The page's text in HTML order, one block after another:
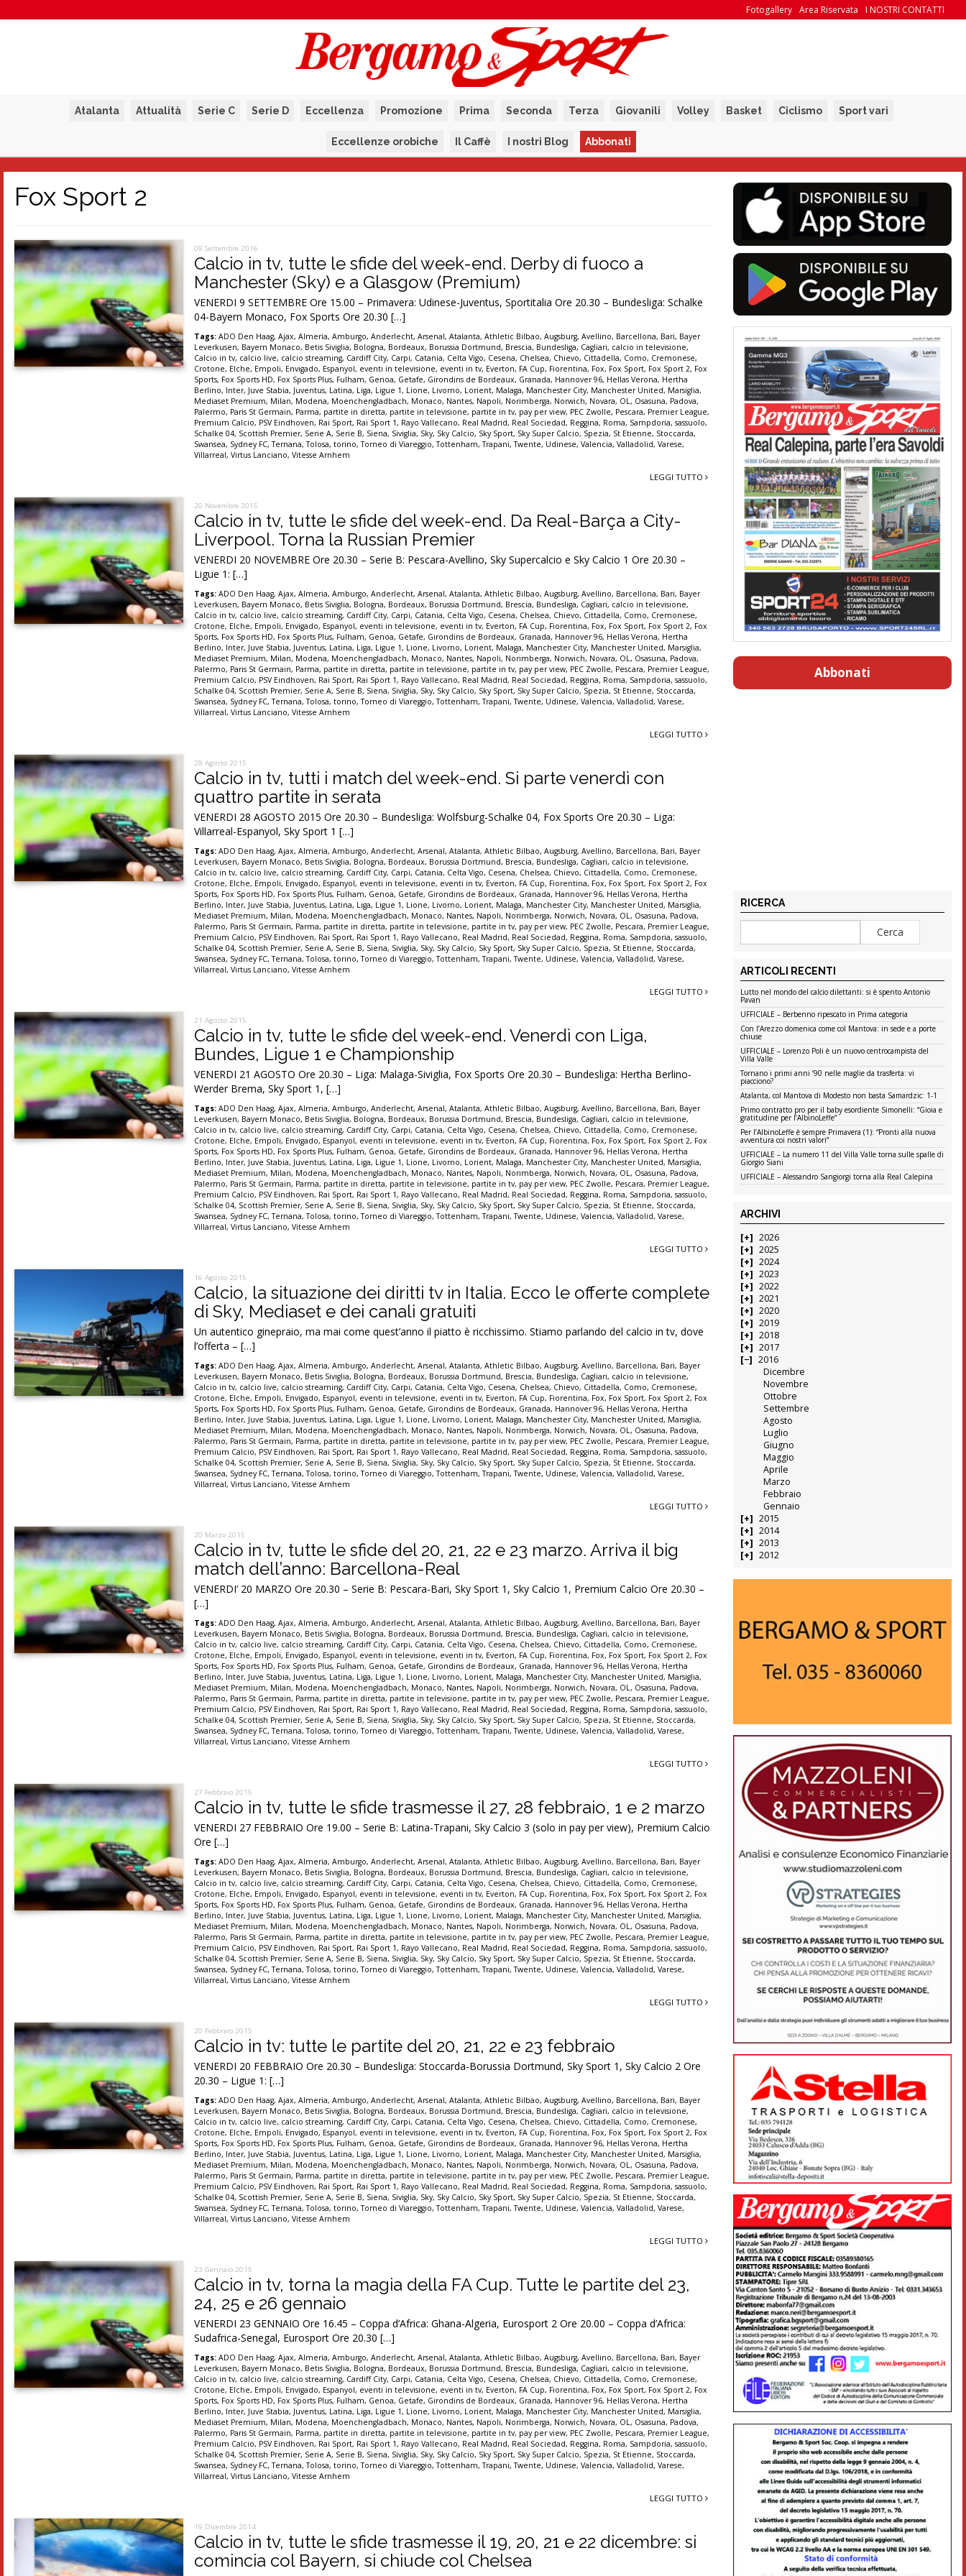
I NOSTRI CONTATTI
Area Riservata
Fotogallery
Atalanta Attualità Serie C Serie D Eccellenza Promozione Prima Seconda Terza Giovanili Volley Basket Ciclismo Sport vari
Eccellenze orobiche Il Caffè I nostri Blog Abbonati
Fox Sport 2
09 Settembre 2016
Calcio in tv, tutte le sfide del week-end. Derby di fuoco a
Manchester (Sky) e a Glasgow (Premium)
VENERDI 9 SETTEMBRE Ore 15.00 – Primavera: Udinese-Juventus, Sportitalia Ore 20.30 – Bundesliga: Schalke
04-Bayern Monaco, Fox Sports Ore 20.30 […]
Tags: ADO Den Haag,Ajax,Almeria,Amburgo,Anderlecht,Arsenal,Atalanta,Athletic Bilbao,Augsburg,Avellino, Barcellona, Bari, Bayer
Leverkusen, Bayern Monaco, Betis Siviglia, Bologna, Bordeaux, Borussia Dortmund, Brescia, Bundesliga, Cagliari, calcio in televisione,
Calcio in tv, calcio live, calcio streaming, Cardiff City, Carpi, Catania, Celta Vigo, Cesena, Chelsea, Chievo, Cittadella, Como, Cremonese,
Crotone, Elche, Empoli, Envigado, Espanyol, eventi in televisione, eventi in tv, Everton, FA Cup, Fiorentina, Fox, Fox Sport, Fox Sport 2, Fox
Sports, Fox Sports HD, Fox Sports Plus, Fulham, Genoa, Getafe, Girondins de Bordeaux, Granada, Hannover 96, Hellas Verona, Hertha
Berlino, Inter, Juve Stabia, Juventus, Latina, Liga, Ligue 1, Lione, Livorno, Lorient, Malaga, Manchester City, Manchester United, Marsiglia,
Mediaset Premium, Milan, Modena, Moenchengladbach, Monaco, Nantes, Napoli, Norimberga, Norwich, Novara, OL, Osasuna, Padova,
Palermo, Paris St Germain, Parma, partite in diretta, partite in televisione, partite in tv, pay per view, PEC Zwolle, Pescara, Premier League,
Premium Calcio, PSV Eindhoven, Rai Sport, Rai Sport 1, Rayo Vallecano, Real Madrid, Real Sociedad, Reggina, Roma, Sampdoria,sassuolo,
Schalke 04, Scottish Premier, Serie A, Serie B, Siena, Siviglia, Sky, Sky Calcio, Sky Sport, Sky Super Calcio, Spezia, St Etienne, Stoccarda,
Swansea, Sydney FC,Ternana,Tolosa,torino,Torneo di Viareggio,Tottenham,Trapani,Twente, Udinese,Valencia,Valladolid,Varese,
Villarreal,Virtus Lanciano,Vitesse Arnhem
LEGGI TUTTO
20 Novembre 2015
Calcio in tv, tutte le sfide del week-end. Da Real-Barça a City-
Liverpool. Torna la Russian Premier
VENERDI 20 NOVEMBRE Ore 20.30 – Serie B: Pescara-Avellino, Sky Supercalcio e Sky Calcio 1 Ore 20.30 –
Ligue 1: […]
Tags: ADO Den Haag,Ajax,Almeria,Amburgo,Anderlecht,Arsenal,Atalanta,Athletic Bilbao,Augsburg,Avellino, Barcellona, Bari, Bayer
Leverkusen, Bayern Monaco, Betis Siviglia, Bologna, Bordeaux, Borussia Dortmund, Brescia, Bundesliga, Cagliari, calcio in televisione,
Calcio in tv, calcio live, calcio streaming, Cardiff City, Carpi, Catania, Celta Vigo, Cesena, Chelsea, Chievo, Cittadella, Como, Cremonese,
Crotone, Elche, Empoli, Envigado, Espanyol, eventi in televisione, eventi in tv, Everton, FA Cup, Fiorentina, Fox, Fox Sport, Fox Sport 2, Fox
Sports, Fox Sports HD, Fox Sports Plus, Fulham, Genoa, Getafe, Girondins de Bordeaux, Granada, Hannover 96, Hellas Verona, Hertha
Berlino, Inter, Juve Stabia, Juventus, Latina, Liga, Ligue 1, Lione, Livorno, Lorient, Malaga, Manchester City, Manchester United, Marsiglia,
Mediaset Premium, Milan, Modena, Moenchengladbach, Monaco, Nantes, Napoli, Norimberga, Norwich, Novara, OL, Osasuna, Padova,
Palermo, Paris St Germain, Parma, partite in diretta, partite in televisione, partite in tv, pay per view, PEC Zwolle, Pescara, Premier League,
Premium Calcio, PSV Eindhoven, Rai Sport, Rai Sport 1, Rayo Vallecano, Real Madrid, Real Sociedad, Reggina, Roma, Sampdoria,sassuolo,
Schalke 04, Scottish Premier, Serie A, Serie B, Siena, Siviglia, Sky, Sky Calcio, Sky Sport, Sky Super Calcio, Spezia, St Etienne, Stoccarda,
Swansea, Sydney FC,Ternana,Tolosa,torino,Torneo di Viareggio,Tottenham,Trapani,Twente, Udinese,Valencia,Valladolid,Varese,
Villarreal,Virtus Lanciano,Vitesse Arnhem
LEGGI TUTTO
28 Agosto 2015
Calcio in tv, tutti i match del week-end. Si parte venerdì con
quattro partite in serata
VENERDI 28 AGOSTO 2015 Ore 20.30 – Bundesliga: Wolfsburg-Schalke 04, Fox Sports Ore 20.30 – Liga:
Villarreal-Espanyol, Sky Sport 1 […]
Tags: ADO Den Haag,Ajax,Almeria,Amburgo,Anderlecht,Arsenal,Atalanta,Athletic Bilbao,Augsburg,Avellino, Barcellona, Bari, Bayer
Leverkusen, Bayern Monaco, Betis Siviglia, Bologna, Bordeaux, Borussia Dortmund, Brescia, Bundesliga, Cagliari, calcio in televisione,
Calcio in tv, calcio live, calcio streaming, Cardiff City, Carpi, Catania, Celta Vigo, Cesena, Chelsea, Chievo, Cittadella, Como, Cremonese,
Crotone, Elche, Empoli, Envigado, Espanyol, eventi in televisione, eventi in tv, Everton, FA Cup, Fiorentina, Fox, Fox Sport, Fox Sport 2, Fox
Sports, Fox Sports HD, Fox Sports Plus, Fulham, Genoa, Getafe, Girondins de Bordeaux, Granada, Hannover 96, Hellas Verona, Hertha
Berlino, Inter, Juve Stabia, Juventus, Latina, Liga, Ligue 1, Lione, Livorno, Lorient, Malaga, Manchester City, Manchester United, Marsiglia,
Mediaset Premium, Milan, Modena, Moenchengladbach, Monaco, Nantes, Napoli, Norimberga, Norwich, Novara, OL, Osasuna, Padova,
Palermo, Paris St Germain, Parma, partite in diretta, partite in televisione, partite in tv, pay per view, PEC Zwolle, Pescara, Premier League,
Premium Calcio, PSV Eindhoven, Rai Sport, Rai Sport 1, Rayo Vallecano, Real Madrid, Real Sociedad, Reggina, Roma, Sampdoria,sassuolo,
Schalke 04, Scottish Premier, Serie A, Serie B, Siena, Siviglia, Sky, Sky Calcio, Sky Sport, Sky Super Calcio, Spezia, St Etienne, Stoccarda,
Swansea, Sydney FC,Ternana,Tolosa,torino,Torneo di Viareggio,Tottenham,Trapani,Twente, Udinese,Valencia,Valladolid,Varese,
Villarreal,Virtus Lanciano,Vitesse Arnhem
LEGGI TUTTO
21 Agosto 2015
Calcio in tv, tutte le sfide del week-end. Venerdì con Liga,
Bundes, Ligue 1 e Championship
VENERDI 21 AGOSTO Ore 20.30 – Liga: Malaga-Siviglia, Fox Sports Ore 20.30 – Bundesliga: Hertha Berlino-
Werder Brema, Sky Sport 1, […]
Tags: ADO Den Haag,Ajax,Almeria,Amburgo,Anderlecht,Arsenal,Atalanta,Athletic Bilbao,Augsburg,Avellino, Barcellona, Bari, Bayer
Leverkusen, Bayern Monaco, Betis Siviglia, Bologna, Bordeaux, Borussia Dortmund, Brescia, Bundesliga, Cagliari, calcio in televisione,
Calcio in tv, calcio live, calcio streaming, Cardiff City, Carpi, Catania, Celta Vigo, Cesena, Chelsea, Chievo, Cittadella, Como, Cremonese,
Crotone, Elche, Empoli, Envigado, Espanyol, eventi in televisione, eventi in tv, Everton, FA Cup, Fiorentina, Fox, Fox Sport, Fox Sport 2, Fox
Sports, Fox Sports HD, Fox Sports Plus, Fulham, Genoa, Getafe, Girondins de Bordeaux, Granada, Hannover 96, Hellas Verona, Hertha
Berlino, Inter, Juve Stabia, Juventus, Latina, Liga, Ligue 1, Lione, Livorno, Lorient, Malaga, Manchester City, Manchester United, Marsiglia,
Mediaset Premium, Milan, Modena, Moenchengladbach, Monaco, Nantes, Napoli, Norimberga, Norwich, Novara, OL, Osasuna, Padova,
Palermo, Paris St Germain, Parma, partite in diretta, partite in televisione, partite in tv, pay per view, PEC Zwolle, Pescara, Premier League,
Premium Calcio, PSV Eindhoven, Rai Sport, Rai Sport 1, Rayo Vallecano, Real Madrid, Real Sociedad, Reggina, Roma, Sampdoria,sassuolo,
Schalke 04, Scottish Premier, Serie A, Serie B, Siena, Siviglia, Sky, Sky Calcio, Sky Sport, Sky Super Calcio, Spezia, St Etienne, Stoccarda,
Swansea, Sydney FC,Ternana,Tolosa,torino,Torneo di Viareggio,Tottenham,Trapani,Twente, Udinese,Valencia,Valladolid,Varese,
Villarreal,Virtus Lanciano,Vitesse Arnhem
LEGGI TUTTO
16 Agosto 2015
Calcio, la situazione dei diritti tv in Italia. Ecco le offerte complete
di Sky, Mediaset e dei canali gratuiti
Un autentico ginepraio, ma mai come quest’anno il piatto è ricchissimo. Stiamo parlando del calcio in tv, dove
l’offerta – […]
Tags: ADO Den Haag,Ajax,Almeria,Amburgo,Anderlecht,Arsenal,Atalanta,Athletic Bilbao,Augsburg,Avellino, Barcellona, Bari, Bayer
Leverkusen, Bayern Monaco, Betis Siviglia, Bologna, Bordeaux, Borussia Dortmund, Brescia, Bundesliga, Cagliari, calcio in televisione,
Calcio in tv, calcio live, calcio streaming, Cardiff City, Carpi, Catania, Celta Vigo, Cesena, Chelsea, Chievo, Cittadella, Como, Cremonese,
Crotone, Elche, Empoli, Envigado, Espanyol, eventi in televisione, eventi in tv, Everton, FA Cup, Fiorentina, Fox, Fox Sport, Fox Sport 2, Fox
Sports, Fox Sports HD, Fox Sports Plus, Fulham, Genoa, Getafe, Girondins de Bordeaux, Granada, Hannover 96, Hellas Verona, Hertha
Berlino, Inter, Juve Stabia, Juventus, Latina, Liga, Ligue 1, Lione, Livorno, Lorient, Malaga, Manchester City, Manchester United, Marsiglia,
Mediaset Premium, Milan, Modena, Moenchengladbach, Monaco, Nantes, Napoli, Norimberga, Norwich, Novara, OL, Osasuna, Padova,
Palermo, Paris St Germain, Parma, partite in diretta, partite in televisione, partite in tv, pay per view, PEC Zwolle, Pescara, Premier League,
Premium Calcio, PSV Eindhoven, Rai Sport, Rai Sport 1, Rayo Vallecano, Real Madrid, Real Sociedad, Reggina, Roma, Sampdoria,sassuolo,
Schalke 04, Scottish Premier, Serie A, Serie B, Siena, Siviglia, Sky, Sky Calcio, Sky Sport, Sky Super Calcio, Spezia, St Etienne, Stoccarda,
Swansea, Sydney FC,Ternana,Tolosa,torino,Torneo di Viareggio,Tottenham,Trapani,Twente, Udinese,Valencia,Valladolid,Varese,
Villarreal,Virtus Lanciano,Vitesse Arnhem
LEGGI TUTTO
20 Marzo 2015
Calcio in tv, tutte le sfide del 20, 21, 22 e 23 marzo. Arriva il big
match dell’anno: Barcellona-Real
VENERDI’ 20 MARZO Ore 20.30 – Serie B: Pescara-Bari, Sky Sport 1, Sky Calcio 1, Premium Calcio Ore 20.30 –
[…]
Tags: ADO Den Haag,Ajax,Almeria,Amburgo,Anderlecht,Arsenal,Atalanta,Athletic Bilbao,Augsburg,Avellino, Barcellona, Bari, Bayer
Leverkusen, Bayern Monaco, Betis Siviglia, Bologna, Bordeaux, Borussia Dortmund, Brescia, Bundesliga, Cagliari, calcio in televisione,
Calcio in tv, calcio live, calcio streaming, Cardiff City, Carpi, Catania, Celta Vigo, Cesena, Chelsea, Chievo, Cittadella, Como, Cremonese,
Crotone, Elche, Empoli, Envigado, Espanyol, eventi in televisione, eventi in tv, Everton, FA Cup, Fiorentina, Fox, Fox Sport, Fox Sport 2, Fox
Sports, Fox Sports HD, Fox Sports Plus, Fulham, Genoa, Getafe, Girondins de Bordeaux, Granada, Hannover 96, Hellas Verona, Hertha
Berlino, Inter, Juve Stabia, Juventus, Latina, Liga, Ligue 1, Lione, Livorno, Lorient, Malaga, Manchester City, Manchester United, Marsiglia,
Mediaset Premium, Milan, Modena, Moenchengladbach, Monaco, Nantes, Napoli, Norimberga, Norwich, Novara, OL, Osasuna, Padova,
Palermo, Paris St Germain, Parma, partite in diretta, partite in televisione, partite in tv, pay per view, PEC Zwolle, Pescara, Premier League,
Premium Calcio, PSV Eindhoven, Rai Sport, Rai Sport 1, Rayo Vallecano, Real Madrid, Real Sociedad, Reggina, Roma, Sampdoria,sassuolo,
Schalke 04, Scottish Premier, Serie A, Serie B, Siena, Siviglia, Sky, Sky Calcio, Sky Sport, Sky Super Calcio, Spezia, St Etienne, Stoccarda,
Swansea, Sydney FC,Ternana,Tolosa,torino,Torneo di Viareggio,Tottenham,Trapani,Twente, Udinese,Valencia,Valladolid,Varese,
Villarreal,Virtus Lanciano,Vitesse Arnhem
LEGGI TUTTO
27 Febbraio 2015
Calcio in tv, tutte le sfide trasmesse il 27, 28 febbraio, 1 e 2 marzo
VENERDI 27 FEBBRAIO Ore 19.00 – Serie B: Latina-Trapani, Sky Calcio 3 (solo in pay per view), Premium Calcio
Ore […]
Tags: ADO Den Haag,Ajax,Almeria,Amburgo,Anderlecht,Arsenal,Atalanta,Athletic Bilbao,Augsburg,Avellino, Barcellona, Bari, Bayer
Leverkusen, Bayern Monaco, Betis Siviglia, Bologna, Bordeaux, Borussia Dortmund, Brescia, Bundesliga, Cagliari, calcio in televisione,
Calcio in tv, calcio live, calcio streaming, Cardiff City, Carpi, Catania, Celta Vigo, Cesena, Chelsea, Chievo, Cittadella, Como, Cremonese,
Crotone, Elche, Empoli, Envigado, Espanyol, eventi in televisione, eventi in tv, Everton, FA Cup, Fiorentina, Fox, Fox Sport, Fox Sport 2, Fox
Sports, Fox Sports HD, Fox Sports Plus, Fulham, Genoa, Getafe, Girondins de Bordeaux, Granada, Hannover 96, Hellas Verona, Hertha
Berlino, Inter, Juve Stabia, Juventus, Latina, Liga, Ligue 1, Lione, Livorno, Lorient, Malaga, Manchester City, Manchester United, Marsiglia,
Mediaset Premium, Milan, Modena, Moenchengladbach, Monaco, Nantes, Napoli, Norimberga, Norwich, Novara, OL, Osasuna, Padova,
Palermo, Paris St Germain, Parma, partite in diretta, partite in televisione, partite in tv, pay per view, PEC Zwolle, Pescara, Premier League,
Premium Calcio, PSV Eindhoven, Rai Sport, Rai Sport 1, Rayo Vallecano, Real Madrid, Real Sociedad, Reggina, Roma, Sampdoria,sassuolo,
Schalke 04, Scottish Premier, Serie A, Serie B, Siena, Siviglia, Sky, Sky Calcio, Sky Sport, Sky Super Calcio, Spezia, St Etienne, Stoccarda,
Swansea, Sydney FC,Ternana,Tolosa,torino,Torneo di Viareggio,Tottenham,Trapani,Twente, Udinese,Valencia,Valladolid,Varese,
Villarreal,Virtus Lanciano,Vitesse Arnhem
LEGGI TUTTO
20 Febbraio 2015
Calcio in tv: tutte le partite del 20, 21, 22 e 23 febbraio
VENERDI 20 FEBBRAIO Ore 20.30 – Bundesliga: Stoccarda-Borussia Dortmund, Sky Sport 1, Sky Calcio 2 Ore
20.30 – Ligue 1: […]
Tags: ADO Den Haag,Ajax,Almeria,Amburgo,Anderlecht,Arsenal,Atalanta,Athletic Bilbao,Augsburg,Avellino, Barcellona, Bari, Bayer
Leverkusen, Bayern Monaco, Betis Siviglia, Bologna, Bordeaux, Borussia Dortmund, Brescia, Bundesliga, Cagliari, calcio in televisione,
Calcio in tv, calcio live, calcio streaming, Cardiff City, Carpi, Catania, Celta Vigo, Cesena, Chelsea, Chievo, Cittadella, Como, Cremonese,
Crotone, Elche, Empoli, Envigado, Espanyol, eventi in televisione, eventi in tv, Everton, FA Cup, Fiorentina, Fox, Fox Sport, Fox Sport 2, Fox
Sports, Fox Sports HD, Fox Sports Plus, Fulham, Genoa, Getafe, Girondins de Bordeaux, Granada, Hannover 96, Hellas Verona, Hertha
Berlino, Inter, Juve Stabia, Juventus, Latina, Liga, Ligue 1, Lione, Livorno, Lorient, Malaga, Manchester City, Manchester United, Marsiglia,
Mediaset Premium, Milan, Modena, Moenchengladbach, Monaco, Nantes, Napoli, Norimberga, Norwich, Novara, OL, Osasuna, Padova,
Palermo, Paris St Germain, Parma, partite in diretta, partite in televisione, partite in tv, pay per view, PEC Zwolle, Pescara, Premier League,
Premium Calcio, PSV Eindhoven, Rai Sport, Rai Sport 1, Rayo Vallecano, Real Madrid, Real Sociedad, Reggina, Roma, Sampdoria,sassuolo,
Schalke 04, Scottish Premier, Serie A, Serie B, Siena, Siviglia, Sky, Sky Calcio, Sky Sport, Sky Super Calcio, Spezia, St Etienne, Stoccarda,
Swansea, Sydney FC,Ternana,Tolosa,torino,Torneo di Viareggio,Tottenham,Trapani,Twente, Udinese,Valencia,Valladolid,Varese,
Villarreal,Virtus Lanciano,Vitesse Arnhem
LEGGI TUTTO
23 Gennaio 2015
Calcio in tv, torna la magia della FA Cup. Tutte le partite del 23,
24, 25 e 26 gennaio
VENERDI 23 GENNAIO Ore 16.45 – Coppa d’Africa: Ghana-Algeria, Eurosport 2 Ore 20.00 – Coppa d’Africa:
Sudafrica-Senegal, Eurosport Ore 20.30 […]
Tags: ADO Den Haag,Ajax,Almeria,Amburgo,Anderlecht,Arsenal,Atalanta,Athletic Bilbao,Augsburg,Avellino, Barcellona, Bari, Bayer
Leverkusen, Bayern Monaco, Betis Siviglia, Bologna, Bordeaux, Borussia Dortmund, Brescia, Bundesliga, Cagliari, calcio in televisione,
Calcio in tv, calcio live, calcio streaming, Cardiff City, Carpi, Catania, Celta Vigo, Cesena, Chelsea, Chievo, Cittadella, Como, Cremonese,
Crotone, Elche, Empoli, Envigado, Espanyol, eventi in televisione, eventi in tv, Everton, FA Cup, Fiorentina, Fox, Fox Sport, Fox Sport 2, Fox
Sports, Fox Sports HD, Fox Sports Plus, Fulham, Genoa, Getafe, Girondins de Bordeaux, Granada, Hannover 96, Hellas Verona, Hertha
Berlino, Inter, Juve Stabia, Juventus, Latina, Liga, Ligue 1, Lione, Livorno, Lorient, Malaga, Manchester City, Manchester United, Marsiglia,
Mediaset Premium, Milan, Modena, Moenchengladbach, Monaco, Nantes, Napoli, Norimberga, Norwich, Novara, OL, Osasuna, Padova,
Palermo, Paris St Germain, Parma, partite in diretta, partite in televisione, partite in tv, pay per view, PEC Zwolle, Pescara, Premier League,
Premium Calcio, PSV Eindhoven, Rai Sport, Rai Sport 1, Rayo Vallecano, Real Madrid, Real Sociedad, Reggina, Roma, Sampdoria,sassuolo,
Schalke 04, Scottish Premier, Serie A, Serie B, Siena, Siviglia, Sky, Sky Calcio, Sky Sport, Sky Super Calcio, Spezia, St Etienne, Stoccarda,
Swansea, Sydney FC,Ternana,Tolosa,torino,Torneo di Viareggio,Tottenham,Trapani,Twente, Udinese,Valencia,Valladolid,Varese,
Villarreal,Virtus Lanciano,Vitesse Arnhem
LEGGI TUTTO
19 Dicembre 2014
Calcio in tv, tutte le sfide trasmesse il 19, 20, 21 e 22 dicembre: si
comincia col Bayern, si chiude col Chelsea
Abbonati
RICERCA
ARTICOLI RECENTI
Lutto nel mondo del calcio dilettanti: si è spento Antonio
Pavan
UFFICIALE – Berbenno ripescato in Prima categoria
Con l’Arezzo domenica come col Mantova: in sede e a porte
chiuse
UFFICIALE – Lorenzo Poli è un nuovo centrocampista del
Villa Valle
Tornano i primi anni ’90 nelle maglie da trasferta: vi
piacciono?
Atalanta, col Mantova di Modesto non basta Samardzic: 1-1
Primo contratto pro per il baby esordiente Simonelli: “Gioia e
gratitudine per l’AlbinoLeffe”
Per l’AlbinoLeffe è sempre Primavera (1): “Pronti alla nuova
avventura coi nostri valori”
UFFICIALE – La numero 11 del Villa Valle torna sulle spalle di
Giorgio Siani
UFFICIALE – Alessandro Sangiorgi torna alla Real Calepina
ARCHIVI
2026
2025
2024
2023
2022
2021
2020
2019
2018
2017
2016
Dicembre
Novembre
Ottobre
Settembre
Agosto
Luglio
Giugno
Maggio
Aprile
Marzo
Febbraio
Gennaio
2015
2014
2013
2012